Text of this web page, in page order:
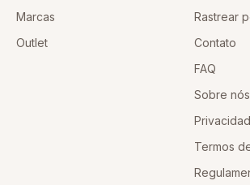
Marcas
Outlet
Rastrear
Contato
FAQ
Sobre nós
Termos